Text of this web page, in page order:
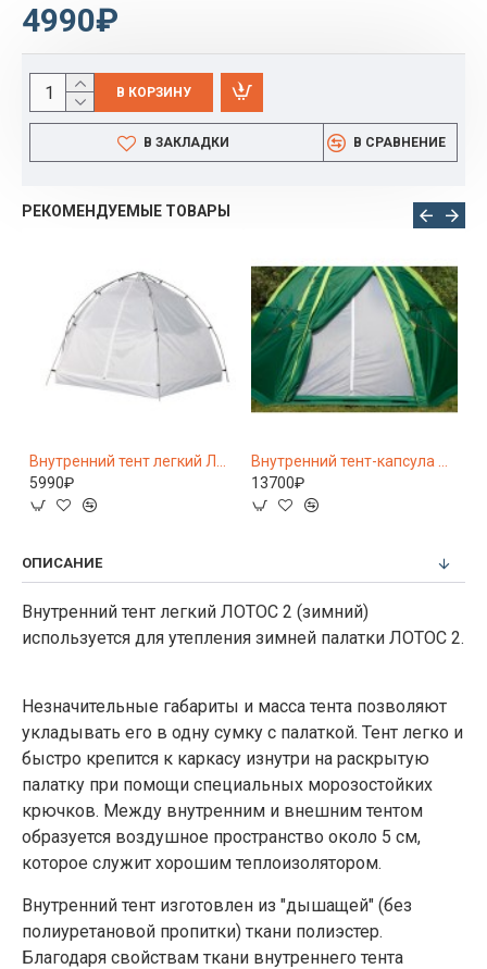
4990₽
В КОРЗИНУ
В ЗАКЛАДКИ В СРАВНЕНИЕ
РЕКОМЕНДУЕМЫЕ ТОВАРЫ
5990₽
13700₽
ОПИСАНИЕ
Внутренний тент легкий ЛОТОС 2 (зимний)
используется для утепления зимней палатки ЛОТОС 2.
Незначительные габариты и масса тента позволяют
укладывать его в одну сумку с палаткой. Тент легко и
быстро крепится к каркасу изнутри на раскрытую
палатку при помощи специальных морозостойких
крючков. Между внутренним и внешним тентом
образуется воздушное пространство около 5 см,
которое служит хорошим теплоизолятором.
Внутренний тент изготовлен из "дышащей" (без
полиуретановой пропитки) ткани полиэстер.
Благодаря свойствам ткани внутреннего тента